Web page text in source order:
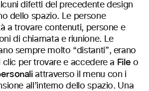
difetti del precedente design
dello spazio. Le persone
a trovare contenuti, persone e
di chiamata e riunione. Le
sempre molto “distanti”, erano
clic per trovare e accedere a File o
attraverso il menu con i
all’interno dello spazio. Una